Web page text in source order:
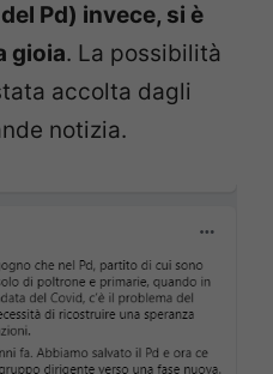
Pd) invece, si è
gioia. La possibilità
accolta dagli
notizia.